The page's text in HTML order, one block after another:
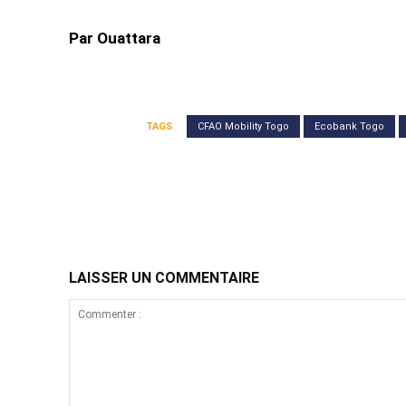
Par Ouattara
TAGS CFAO Mobility Togo Ecobank Togo
LAISSER UN COMMENTAIRE